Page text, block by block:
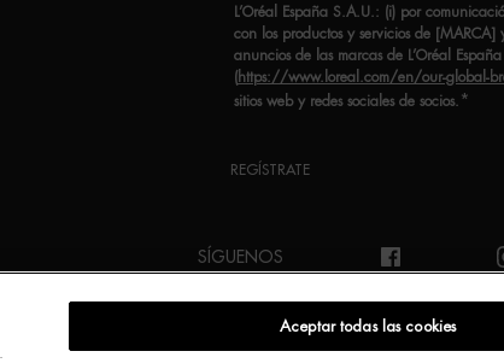
L’Oréal España S.A.U.: (i) por
con los productos y servicios de [MARCA]
anuncios de las marcas de L’Oréal España
(https://www.loreal.com/en/our-global-
sitios web y redes sociales de socios. *
REGÍSTRATE
SÍGUENOS
INTAceptar todas las cookies